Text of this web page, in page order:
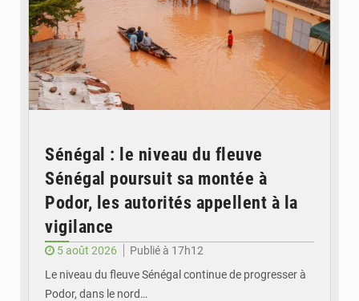
Sénégal : le niveau du fleuve
Sénégal poursuit sa montée à
Podor, les autorités appellent à la
vigilance
5 août 2026
Publié à 17h12
Le niveau du fleuve Sénégal continue de progresser à
Podor, dans le nord…